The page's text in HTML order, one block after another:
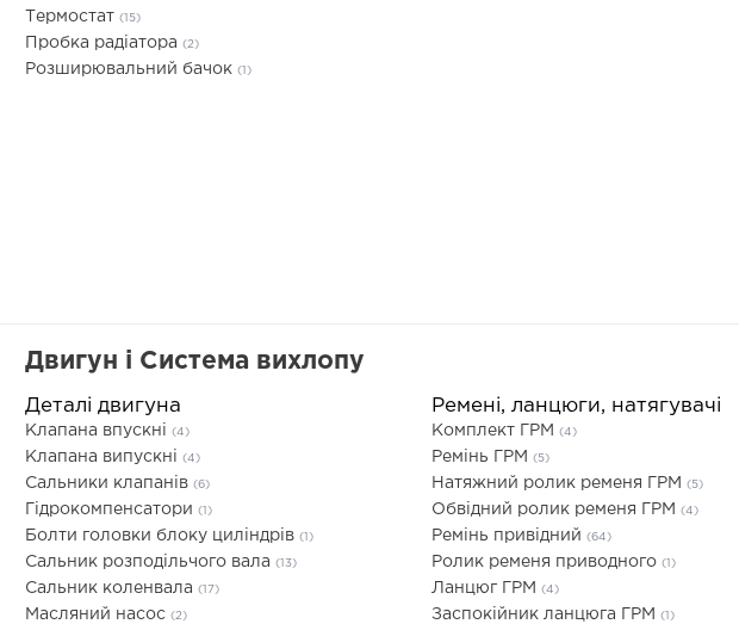
Термостат (15)
Пробка радіатора (2)
Розширювальний бачок (1)
Двигун і Система вихлопу
Деталі двигуна
Клапана впускні (4)
Клапана випускні (4)
Сальники клапанів (6)
Гідрокомпенсатори (1)
Болти головки блоку циліндрів (1)
Сальник розподільчого вала (13)
Сальник коленвала (17)
Масляний насос (2)
Ремені, ланцюги, натягувачі
Комплект ГРМ (4)
Ремінь ГРМ (5)
Натяжний ролик ременя ГРМ (5)
Обвідний ролик ременя ГРМ (4)
Ремінь привідний (64)
Ролик ременя приводного (1)
Ланцюг ГРМ (4)
Заспокійник ланцюга ГРМ (1)